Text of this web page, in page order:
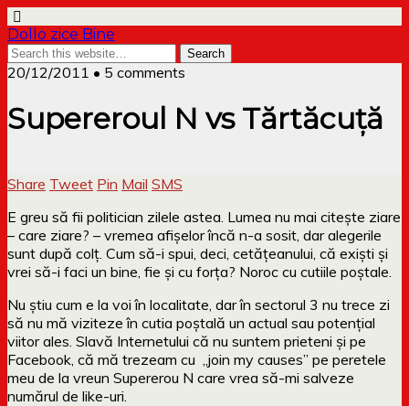
Dollo zice Bine
20/12/2011 • 5 comments
Supereroul N vs Tărtăcuță
Share Tweet Pin Mail SMS
E greu să fii politician zilele astea. Lumea nu mai citește ziare
– care ziare? – vremea afișelor încă n-a sosit, dar alegerile
sunt după colț. Cum să-i spui, deci, cetățeanului, că exiști și
vrei să-i faci un bine, fie și cu forța? Noroc cu cutiile poștale.
Nu știu cum e la voi în localitate, dar în sectorul 3 nu trece zi
să nu mă viziteze în cutia poștală un actual sau potențial
viitor ales. Slavă Internetului că nu suntem prieteni și pe
Facebook, că mă trezeam cu „join my causes” pe peretele
meu de la vreun Supererou N care vrea să-mi salveze
numărul de like-uri.